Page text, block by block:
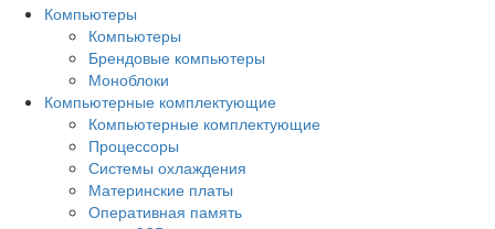
Компьютеры
Компьютеры
Брендовые компьютеры
Моноблоки
Компьютерные комплектующие
Компьютерные комплектующие
Процессоры
Системы охлаждения
Материнские платы
Оперативная память